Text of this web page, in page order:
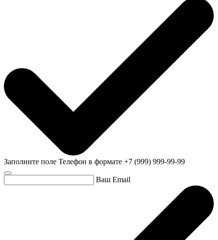
Заполните поле Телефон в формате +7 (999) 999-99-99
Ваш Email